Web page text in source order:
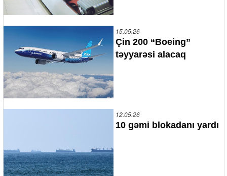
15.05.26
Çin 200 “Boeing”
təyyarəsi alacaq
12.05.26
10 gəmi blokadanı yardı